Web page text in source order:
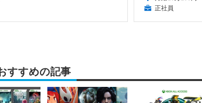
正社員
すすめの記事